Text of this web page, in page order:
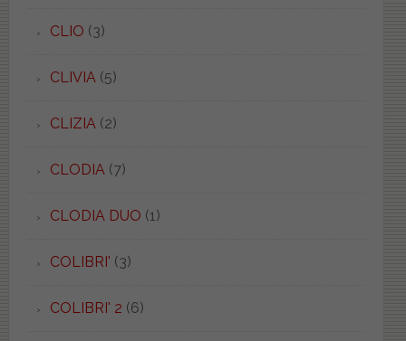
CLIO (3)
CLIVIA(5)
CLIZIA(2)
CLODIA(7)
CLODIA DUO (1)
COLIBRI' (3)
COLIBRI' 2 (6)